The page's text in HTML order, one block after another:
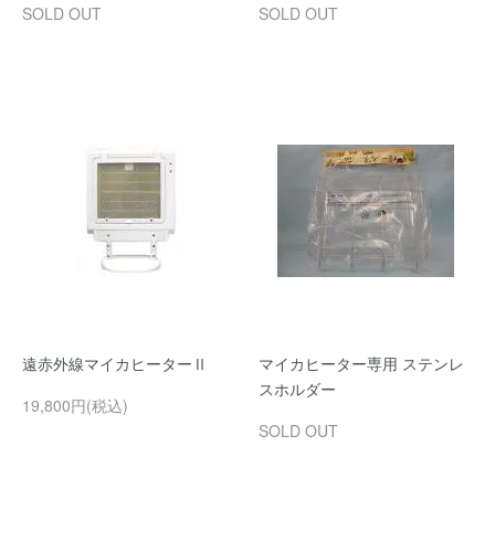
SOLD OUT
SOLD OUT
遠赤外線マイカヒーターⅡ
19,800円(税込)
マイカヒーター専用 ステンレ
スホルダー
SOLD OUT